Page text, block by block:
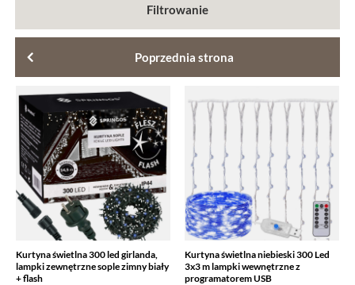
Filtrowanie
Poprzednia strona
Kurtyna świetlna 300 led girlanda,
lampki zewnętrzne sople zimny biały
+ flash
Kurtyna świetlna niebieski 300 Led
3x3 m lampki wewnętrzne z
programatorem USB